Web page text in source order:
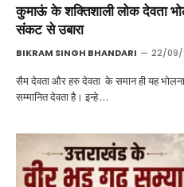
कुमाऊं के शक्तिशाली लोक देवता
संकट से उबारा
BIKRAM SINGH BHANDARI 22/09/
सैम देवता और हरु देवता के समान ही यह
सम्मानित देवता है। इन्हे …